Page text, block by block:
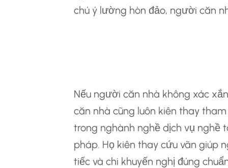
chú ý lường hòn đảo, người căn
Nếu người căn nhà không xác
căn nhà cũng luôn kiên thay
trong nghành nghề dịch vụ nghề
pháp. Họ kiên thay cứu vãn giúp
tiếc và chi khuyến nghị đúng